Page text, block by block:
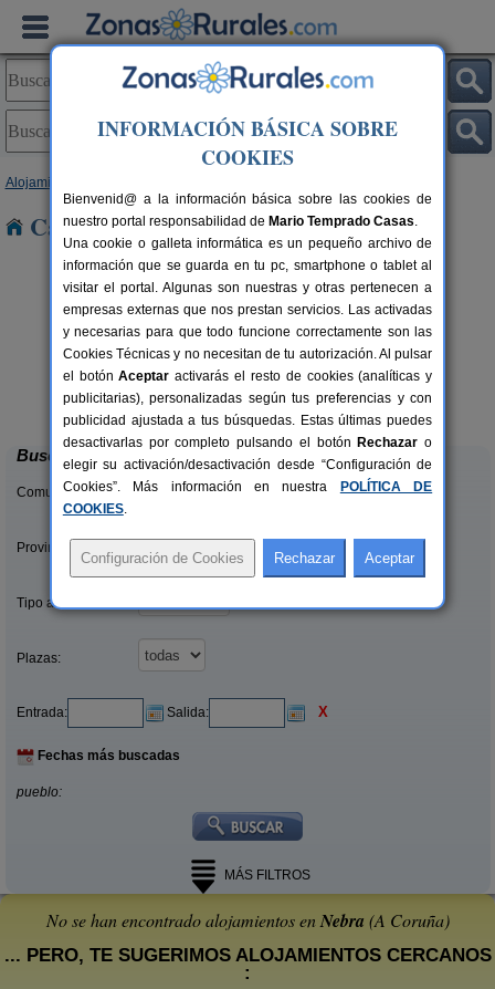
Alojamientos
Casas Rurales cerca de Nebra
12 pers.
desde18 €
Casa Paco de Riotorto
Muxía (A Coruña)
Buscar
Comunidades:
Provincias/Islas:
Tipo alquiler:
Plazas:
Entrada: Salida: X
Fechas más buscadas
pueblo:
MÁS FILTROS
No se han encontrado alojamientos enNebra (A Coruña)
... PERO, TE SUGERIMOS ALOJAMIENTOS CERCANOS
:
INFORMACIÓN BÁSICA SOBRE
COOKIES
Bienvenid@ a la información básica sobre las cookies de
nuestro portal responsabilidad de Mario Temprado Casas.
Una cookie o galleta informática es un pequeño archivo de
información que se guarda en tu pc, smartphone o tablet al
visitar el portal. Algunas son nuestras y otras pertenecen a
empresas externas que nos prestan servicios. Las activadas
y necesarias para que todo funcione correctamente son las
Cookies Técnicas y no necesitan de tu autorización. Al pulsar
el botónAceptar activarás el resto de cookies (analíticas y
publicitarias), personalizadas según tus preferencias y con
publicidad ajustada a tus búsquedas. Estas últimas puedes
desactivarlas por completo pulsando el botón Rechazar o
elegir su activación/desactivación desde “Configuración de
Cookies”. Más información en nuestra
POLÍTICA DE
COOKIES.